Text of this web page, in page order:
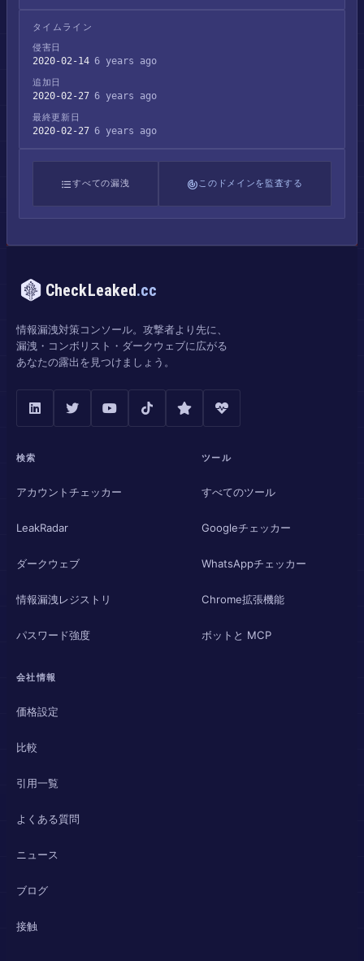
タイムライン
侵害日
2020-02-14 6 years ago
追加日
2020-02-27 6 years ago
最終更新日
2020-02-27 6 years ago
すべての漏洩 このドメインを監査する
CheckLeaked.cc
情報漏洩対策コンソール。攻撃者より先に、
漏洩・コンボリスト・ダークウェブに広がる
あなたの露出を見つけましょう。
検索
アカウントチェッカー
LeakRadar
ダークウェブ
情報漏洩レジストリ
パスワード強度
ツール
すべてのツール
Googleチェッカー
WhatsAppチェッカー
Chrome拡張機能
ボットと MCP
会社情報
価格設定
比較
引用一覧
よくある質問
ニュース
ブログ
接触